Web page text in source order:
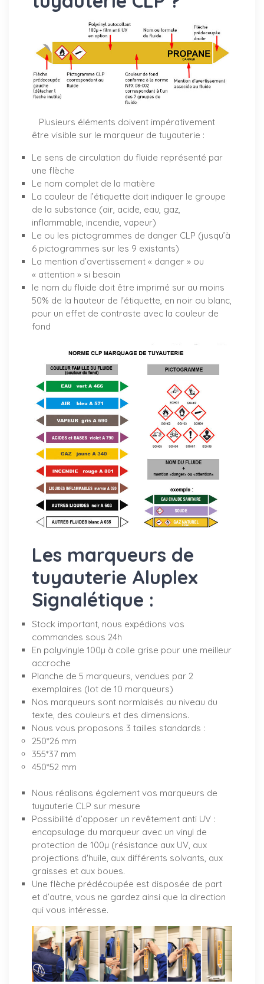
Plusieurs éléments doivent impérativement
être visible sur le marqueur de tuyauterie :
Le sens de circulation du fluide représenté par
une flèche
Le nom complet de la matière
La couleur de l’étiquette doit indiquer le groupe
de la substance (air, acide, eau, gaz,
inflammable, incendie, vapeur)
Le ou les pictogrammes de danger CLP (jusqu’à
6 pictogrammes sur les 9 existants)
La mention d’avertissement « danger » ou
« attention » si besoin
le nom du fluide doit être imprimé sur au moins
50% de la hauteur de l'étiquette, en noir ou blanc,
pour un effet de contraste avec la couleur de
fond
Les marqueurs de
tuyauterie Aluplex
Signalétique :
Stock important, nous expédions vos
commandes sous 24h
En polyvinyle 100µ à colle grise pour une meilleur
accroche
Planche de 5 marqueurs, vendues par 2
exemplaires (lot de 10 marqueurs)
Nos marqueurs sont normlaisés au niveau du
texte, des couleurs et des dimensions.
Nous vous proposons 3 tailles standards :
250*26 mm
355*37 mm
450*52 mm
Nous réalisons également vos marqueurs de
tuyauterie CLP sur mesure
Possibilité d’apposer un revêtement anti UV :
encapsulage du marqueur avec un vinyl de
protection de 100µ (résistance aux UV, aux
projections d'huile, aux différents solvants, aux
graisses et aux boues.
Une flèche prédécoupée est disposée de part
et d’autre, vous ne gardez ainsi que la direction
qui vous intéresse.